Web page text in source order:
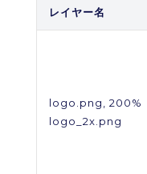
レイヤー名
logo.png, 200%
logo_2x.png